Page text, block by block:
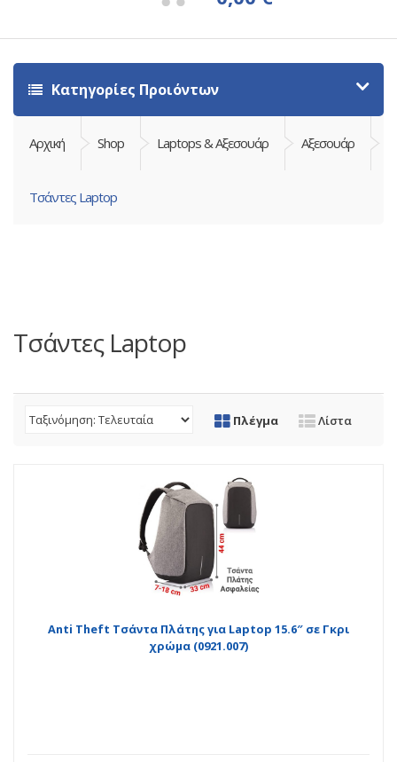
Κατηγορίες Προιόντων
Αρχική Shop Laptops & Αξεσουάρ Αξεσουάρ
Τσάντες Laptop
Τσάντες Laptop
Πλέγμα Λίστα
Αnti Theft Τσάντα Πλάτης για Laptop 15.6″ σε Γκρι
χρώμα (0921.007)